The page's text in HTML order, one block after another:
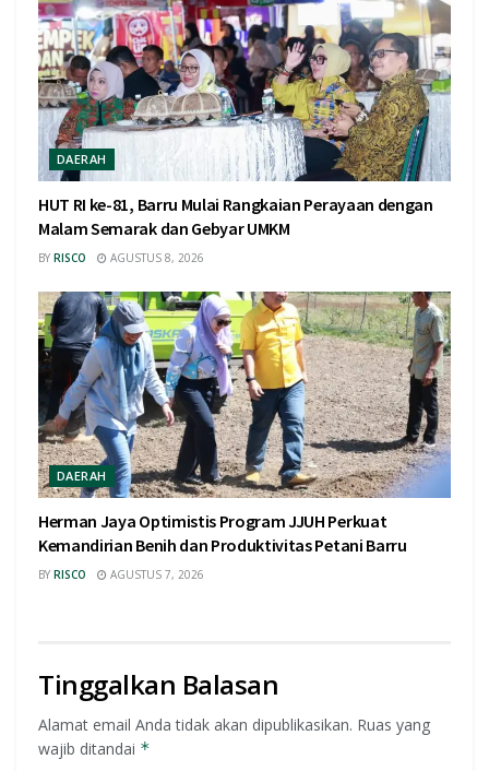
DAERAH
HUT RI ke-81, Barru Mulai Rangkaian Perayaan dengan
Malam Semarak dan Gebyar UMKM
BY RISCO AGUSTUS 8, 2026
DAERAH
Herman Jaya Optimistis Program JJUH Perkuat
Kemandirian Benih dan Produktivitas Petani Barru
BY RISCO AGUSTUS 7, 2026
Tinggalkan Balasan
Alamat email Anda tidak akan dipublikasikan. Ruas yang
wajib ditandai *